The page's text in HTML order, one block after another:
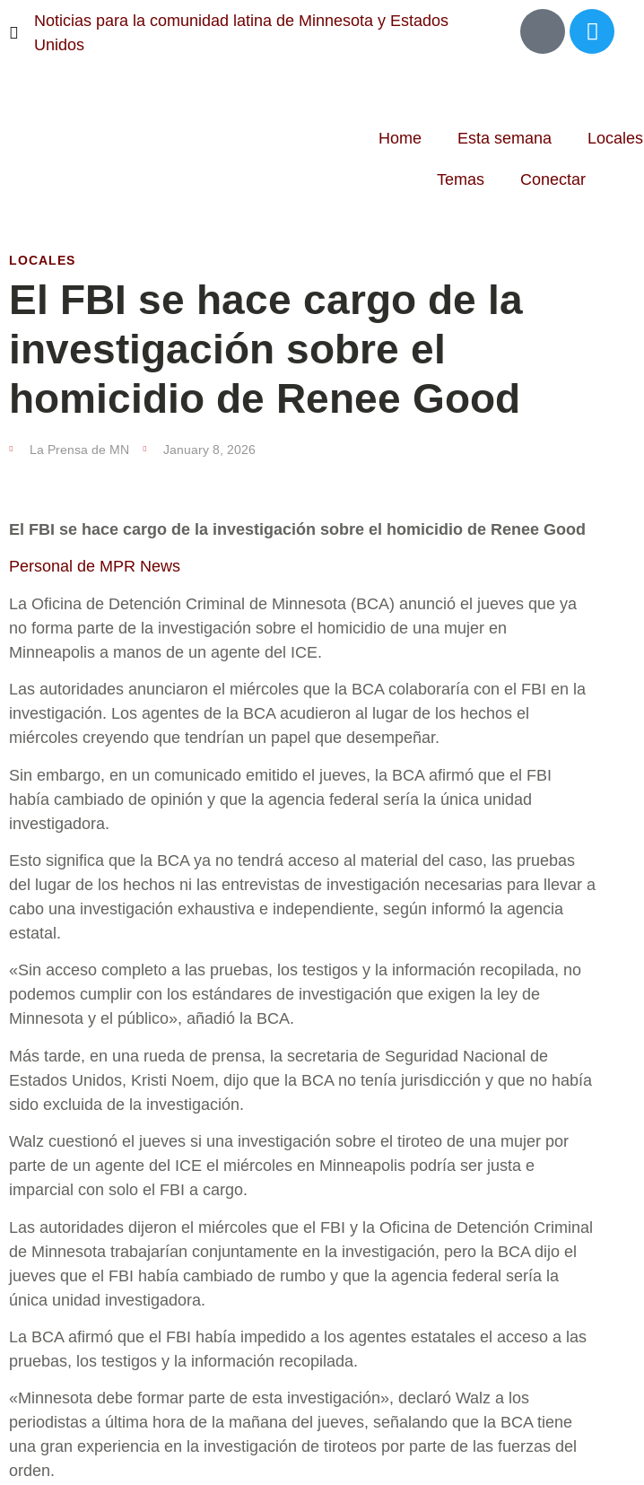
Noticias para la comunidad latina de Minnesota y Estados
Unidos
Home Esta semana Locales
Temas Conectar
LOCALES
El FBI se hace cargo de la
investigación sobre el
homicidio de Renee Good
La Prensa de MN January 8, 2026
El FBI se hace cargo de la investigación sobre el homicidio de Renee Good
Personal de MPR News
La Oficina de Detención Criminal de Minnesota (BCA) anunció el jueves que ya
no forma parte de la investigación sobre el homicidio de una mujer en
Minneapolis a manos de un agente del ICE.
Las autoridades anunciaron el miércoles que la BCA colaboraría con el FBI en la
investigación. Los agentes de la BCA acudieron al lugar de los hechos el
miércoles creyendo que tendrían un papel que desempeñar.
Sin embargo, en un comunicado emitido el jueves, la BCA afirmó que el FBI
había cambiado de opinión y que la agencia federal sería la única unidad
investigadora.
Esto significa que la BCA ya no tendrá acceso al material del caso, las pruebas
del lugar de los hechos ni las entrevistas de investigación necesarias para llevar a
cabo una investigación exhaustiva e independiente, según informó la agencia
estatal.
«Sin acceso completo a las pruebas, los testigos y la información recopilada, no
podemos cumplir con los estándares de investigación que exigen la ley de
Minnesota y el público», añadió la BCA.
Más tarde, en una rueda de prensa, la secretaria de Seguridad Nacional de
Estados Unidos, Kristi Noem, dijo que la BCA no tenía jurisdicción y que no había
sido excluida de la investigación.
Walz cuestionó el jueves si una investigación sobre el tiroteo de una mujer por
parte de un agente del ICE el miércoles en Minneapolis podría ser justa e
imparcial con solo el FBI a cargo.
Las autoridades dijeron el miércoles que el FBI y la Oficina de Detención Criminal
de Minnesota trabajarían conjuntamente en la investigación, pero la BCA dijo el
jueves que el FBI había cambiado de rumbo y que la agencia federal sería la
única unidad investigadora.
La BCA afirmó que el FBI había impedido a los agentes estatales el acceso a las
pruebas, los testigos y la información recopilada.
«Minnesota debe formar parte de esta investigación», declaró Walz a los
periodistas a última hora de la mañana del jueves, señalando que la BCA tiene
una gran experiencia en la investigación de tiroteos por parte de las fuerzas del
orden.